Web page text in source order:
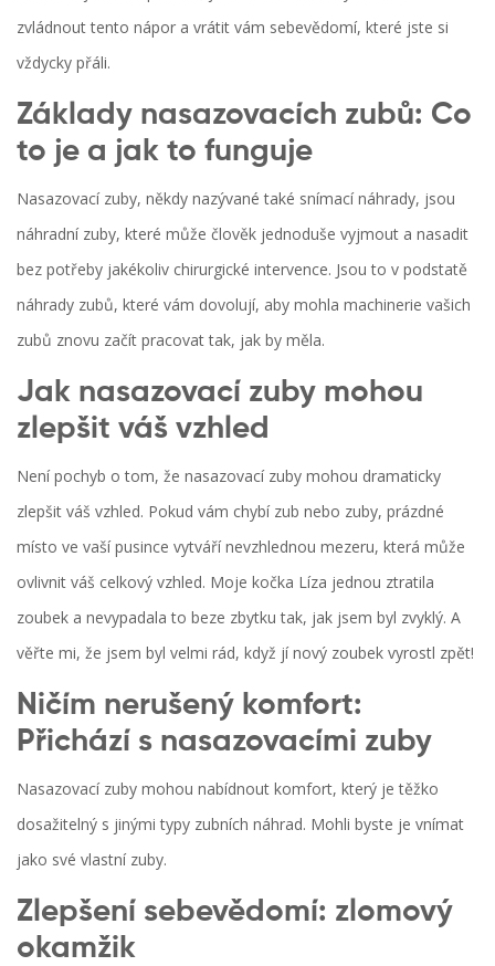
zvládnout tento nápor a vrátit vám sebevědomí, které jste si
vždycky přáli.
Základy nasazovacích zubů: Co
to je a jak to funguje
Nasazovací zuby, někdy nazývané také snímací náhrady, jsou
náhradní zuby, které může člověk jednoduše vyjmout a nasadit
bez potřeby jakékoliv chirurgické intervence. Jsou to v podstatě
náhrady zubů, které vám dovolují, aby mohla machinerie vašich
zubů znovu začít pracovat tak, jak by měla.
Jak nasazovací zuby mohou
zlepšit váš vzhled
Není pochyb o tom, že nasazovací zuby mohou dramaticky
zlepšit váš vzhled. Pokud vám chybí zub nebo zuby, prázdné
místo ve vaší pusince vytváří nevzhlednou mezeru, která může
ovlivnit váš celkový vzhled. Moje kočka Líza jednou ztratila
zoubek a nevypadala to beze zbytku tak, jak jsem byl zvyklý. A
věřte mi, že jsem byl velmi rád, když jí nový zoubek vyrostl zpět!
Ničím nerušený komfort:
Přichází s nasazovacími zuby
Nasazovací zuby mohou nabídnout komfort, který je těžko
dosažitelný s jinými typy zubních náhrad. Mohli byste je vnímat
jako své vlastní zuby.
Zlepšení sebevědomí: zlomový
okamžik